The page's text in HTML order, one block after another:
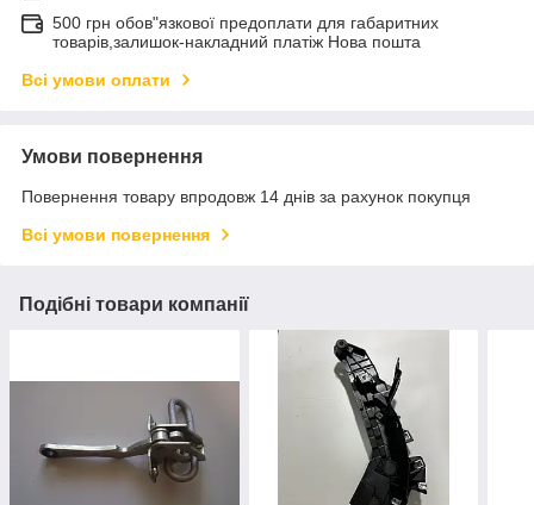
500 грн обов"язкової предоплати для габаритних
товарів,залишок-накладний платіж Нова пошта
Всі умови оплати
Умови повернення
Повернення товару впродовж 14 днів за рахунок покупця
Всі умови повернення
Подібні товари компанії